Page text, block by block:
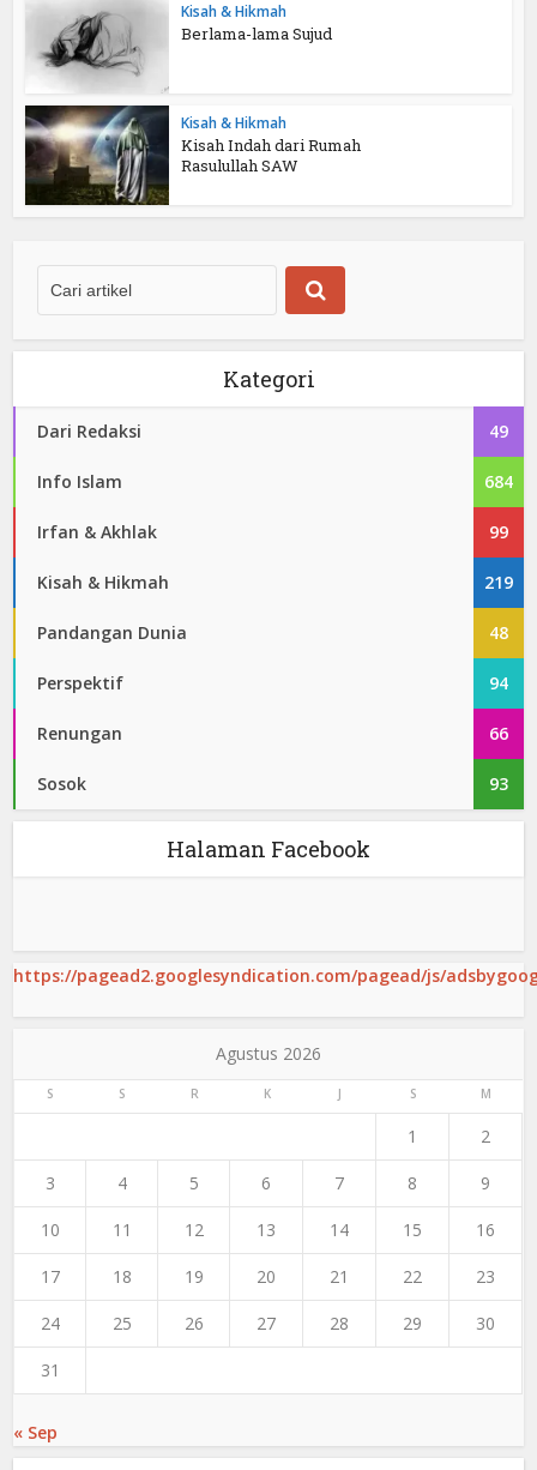
Kisah & Hikmah
Berlama-lama Sujud
Kisah & Hikmah
Kisah Indah dari Rumah
Rasulullah SAW
Kategori
Dari Redaksi 49
Info Islam 684
Irfan & Akhlak 99
Kisah & Hikmah 219
Pandangan Dunia 48
Perspektif 94
Renungan 66
Sosok 93
Halaman Facebook
https://pagead2.googlesyndication.com/pagead/js/
Agustus 2026
S S R K J S M
1 2
3 4 5 6 7 8 9
10 11 12 13 14 15 16
17 18 19 20 21 22 23
24 25 26 27 28 29 30
31
« Sep